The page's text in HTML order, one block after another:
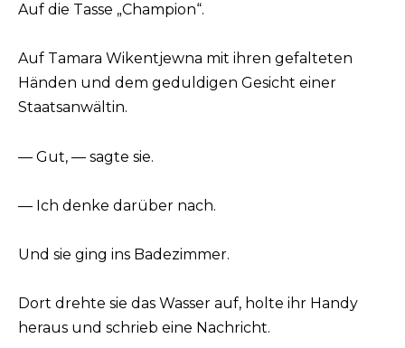
Auf die Tasse „Champion“.
Auf Tamara Wikentjewna mit ihren gefalteten
Händen und dem geduldigen Gesicht einer
Staatsanwältin.
— Gut, — sagte sie.
— Ich denke darüber nach.
Und sie ging ins Badezimmer.
Dort drehte sie das Wasser auf, holte ihr Handy
heraus und schrieb eine Nachricht.